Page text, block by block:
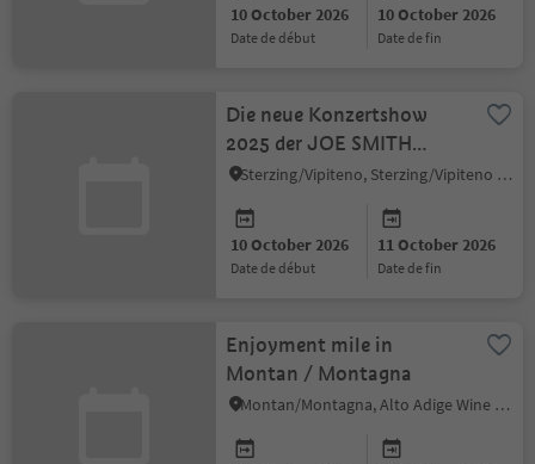
10 October 2026
date de début
10 October 2026
date de fin
Die neue Konzertshow
2025 der JOE SMITH
BAND
Sterzing/Vipiteno, Sterzing/Vipiteno and environs
10 October 2026
date de début
11 October 2026
date de fin
Enjoyment mile in
Montan / Montagna
Montan/Montagna, Alto Adige Wine Road